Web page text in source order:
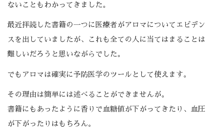
ないこともわかってきました。
最近拝読した書籍の一つに医療者がアロマについてエビデン
スを出していましたが、これも全ての人に当てはまることは
難しいだろうと思いながらでした。
でもアロマは確実に予防医学のツールとして使えます。
その理由は簡単には述べることができませんが。
書籍にもあったように香りで血糖値が下がってきたり、血圧
が下がったりはもちろん。